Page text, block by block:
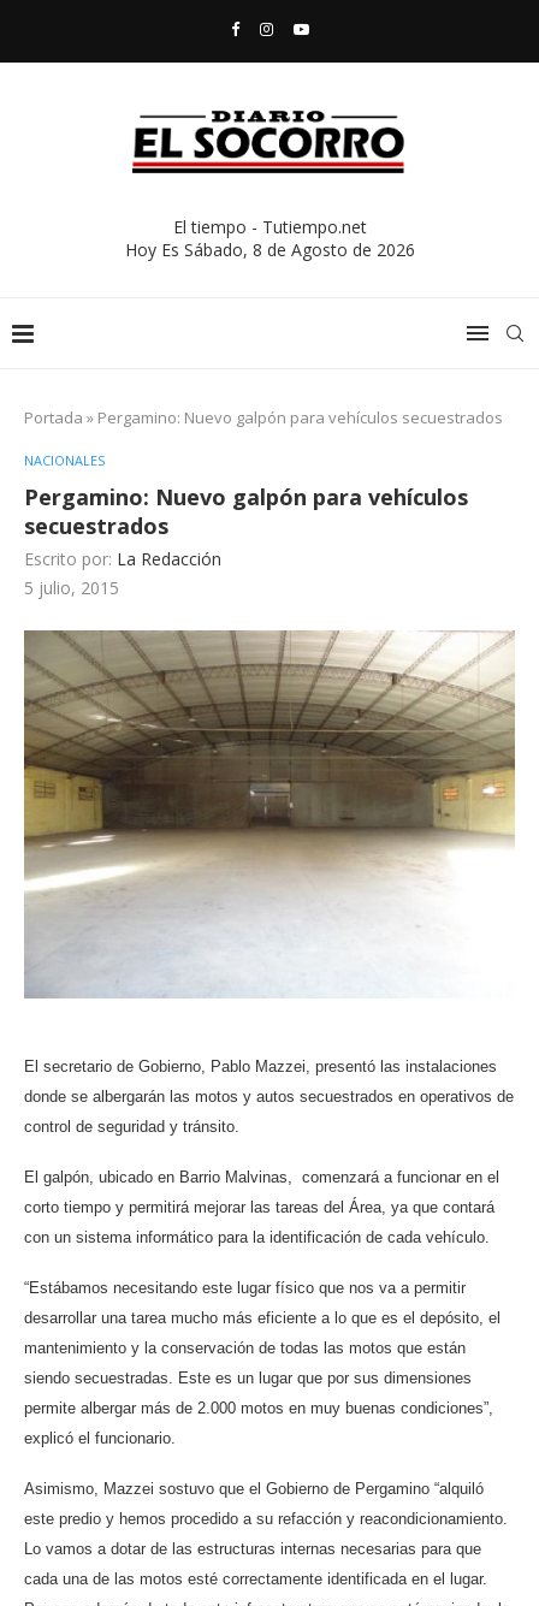
El tiempo - Tutiempo.net
Hoy Es Sábado, 8 de Agosto de 2026
Portada » Pergamino: Nuevo galpón para vehículos secuestrados
NACIONALES
Pergamino: Nuevo galpón para vehículos
secuestrados
Escrito por: La Redacción
5 julio, 2015
El secretario de Gobierno, Pablo Mazzei, presentó las instalaciones
donde se albergarán las motos y autos secuestrados en operativos de
control de seguridad y tránsito.
El galpón, ubicado en Barrio Malvinas, comenzará a funcionar en el
corto tiempo y permitirá mejorar las tareas del Área, ya que contará
con un sistema informático para la identificación de cada vehículo.
“Estábamos necesitando este lugar físico que nos va a permitir
desarrollar una tarea mucho más eficiente a lo que es el depósito, el
mantenimiento y la conservación de todas las motos que están
siendo secuestradas. Este es un lugar que por sus dimensiones
permite albergar más de 2.000 motos en muy buenas condiciones”,
explicó el funcionario.
Asimismo, Mazzei sostuvo que el Gobierno de Pergamino “alquiló
este predio y hemos procedido a su refacción y reacondicionamiento.
Lo vamos a dotar de las estructuras internas necesarias para que
cada una de las motos esté correctamente identificada en el lugar.